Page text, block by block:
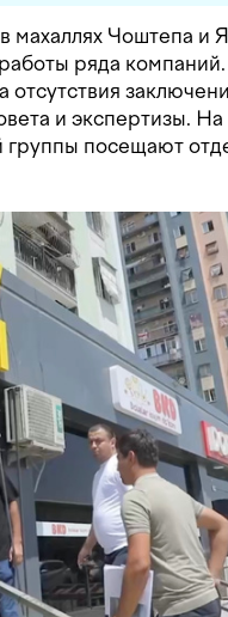
в махаллях Чоштепа и
ряда
отсутствия
и экспертизы. На
группы посещают